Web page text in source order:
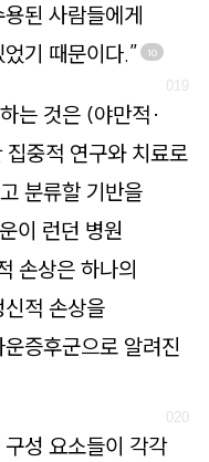
된 사람들에게
기 때문이다.”
10
는 것은 (야만적·
중적 연구와 치료로
분류할 기반을
이 런던 병원
손상은 하나의
적 손상을
증후군으로 알려진
성 요소들이 각각